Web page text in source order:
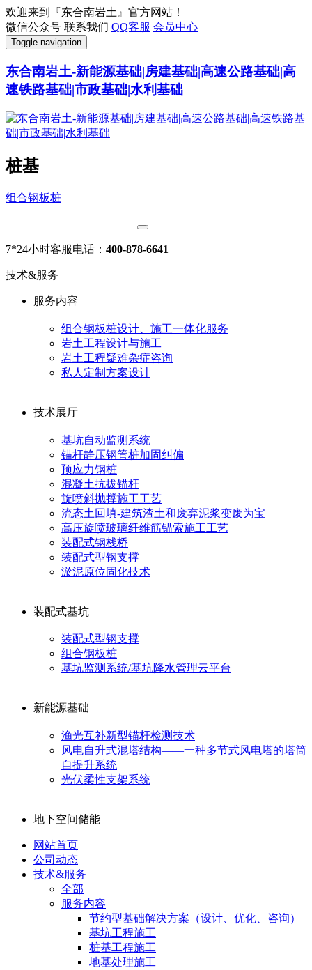
欢迎来到『东合南岩土』官方网站！
微信公众号 联系我们 QQ客服 会员中心
Toggle navigation
东合南岩土-新能源基础|房建基础|高速公路基础|高
速铁路基础|市政基础|水利基础
桩基
组合钢板桩
7*24小时客服电话： 400-878-6641
技术&服务
服务内容
组合钢板桩设计、施工一体化服务
岩土工程设计与施工
岩土工程疑难杂症咨询
私人定制方案设计
技术展厅
基坑自动监测系统
锚杆静压钢管桩加固纠偏
预应力钢桩
混凝土抗拔锚杆
旋喷斜抛撑施工工艺
流态土回填-建筑渣土和废弃泥浆变废为宝
高压旋喷玻璃纤维筋锚索施工工艺
装配式钢栈桥
装配式型钢支撑
淤泥原位固化技术
装配式基坑
装配式型钢支撑
组合钢板桩
基坑监测系统/基坑降水管理云平台
新能源基础
渔光互补新型锚杆检测技术
风电自升式混塔结构——一种多节式风电塔的塔筒
自提升系统
光伏柔性支架系统
地下空间储能
网站首页
公司动态
技术&服务
全部
服务内容
节约型基础解决方案（设计、优化、咨询）
基坑工程施工
桩基工程施工
地基处理施工